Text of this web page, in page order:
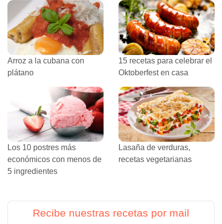
Arroz a la cubana con
plátano
15 recetas para celebrar el
Oktoberfest en casa
Los 10 postres más
económicos con menos de
5 ingredientes
Lasaña de verduras,
recetas vegetarianas
Recibe nuestras recetas por mail